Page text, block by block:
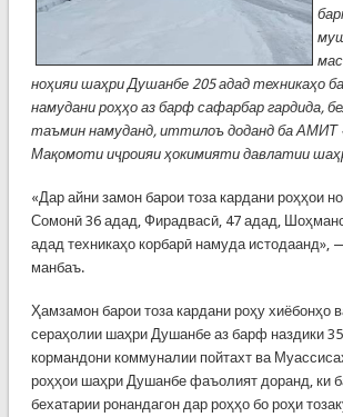
ноҳияи шаҳри Душанбе 205 адад техникаҳо
намудани роҳҳо аз барф сафарбар гардида,
таъмин намуданд, иттилоъ доданд ба АМИТ
Мақомоти иҷроияи ҳокимияти давлатии
«Дар айни замон барои тоза кардани роҳҳои
Сомонӣ 36 адад, Фирадвасӣ, 47 адад,
адад техникаҳо корбарӣ намуда истодаанд»,
манбаъ.
Ҳамзамон барои тоза кардани роҳу хиёбонҳо
сераҳолии шаҳри Душанбе аз барф наздики
кормандони коммуналии пойтахт ва
роҳҳои шаҳри Душанбе фаъолият доранд, ки
бехатарии ронандагон дар роҳҳо бо роҳи